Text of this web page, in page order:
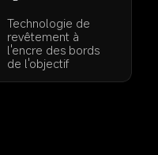
Technologie de
revêtement à
l'encre des bords
de l'objectif